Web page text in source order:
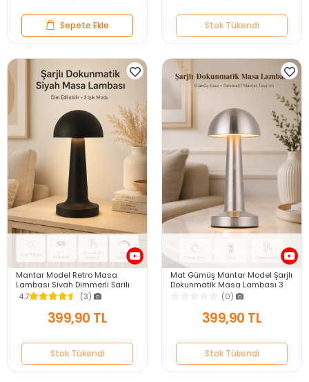
Sepete Ekle Stok Tükendi
Stok Tükendi
Mantar Model Retro Masa
Lambası Siyah Dimmerli Şarjlı
Dekoratif Masaüstü Dekoratif
Mantar Lamba
4.7 (3)
399,90 TL
Stok Tükendi
Stok Tükendi
Mat Gümüş Mantar Model Şarjlı
Dokunmatik Masa Lambası 3
Işık Renkli Dimmerli Dekoratif
(0)
399,90 TL
Stok Tükendi